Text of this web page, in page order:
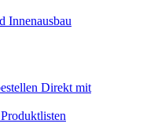
Innenausbau
Direkt mit